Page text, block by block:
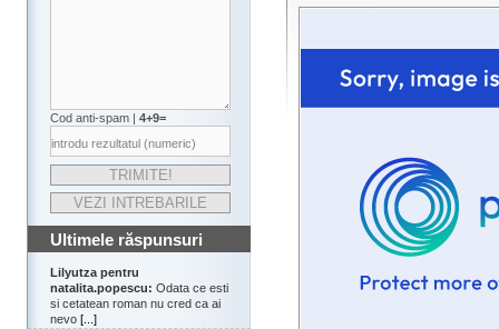
Cod anti-spam | 4+9=
Ultimele răspunsuri
Lilyutza pentru
natalita.popescu: Odata ce esti
si cetatean roman nu cred ca ai
nevo [...]